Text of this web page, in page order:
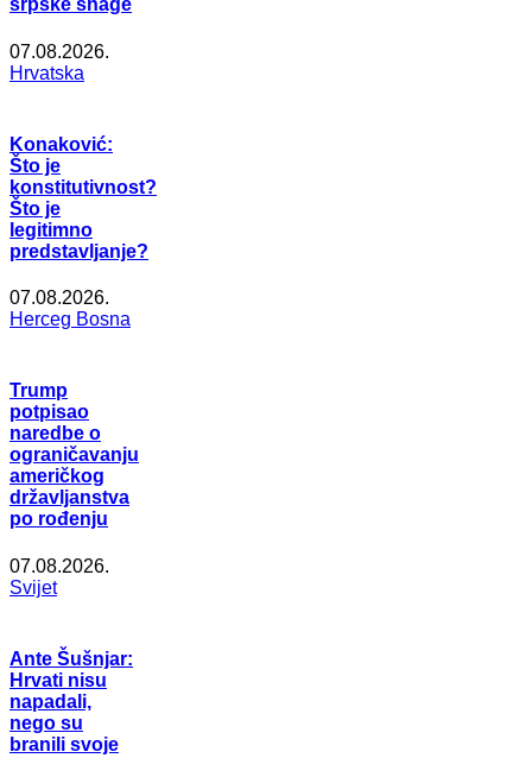
srpske snage
07.08.2026.
Hrvatska
Konaković:
Što je
konstitutivnost?
Što je
legitimno
predstavljanje?
07.08.2026.
Herceg Bosna
Trump
potpisao
naredbe o
ograničavanju
američkog
državljanstva
po rođenju
07.08.2026.
Svijet
Ante Šušnjar:
Hrvati nisu
napadali,
nego su
branili svoje